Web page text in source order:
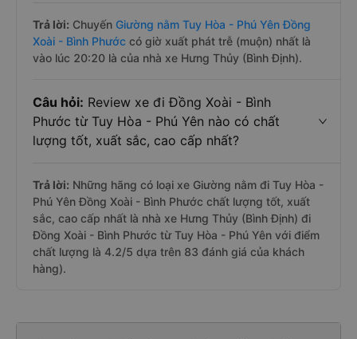
Trả lời: Chuyến Giường nằm Tuy Hòa - Phú Yên Đồng
Xoài - Bình Phước có giờ xuất phát trễ (muộn) nhất là
vào lúc 20:20 là của nhà xe Hưng Thủy (Bình Định).
Câu hỏi: Review xe đi Đồng Xoài - Bình
Phước từ Tuy Hòa - Phú Yên nào có chất
lượng tốt, xuất sắc, cao cấp nhất?
Trả lời: Những hãng có loại xe Giường nằm đi Tuy Hòa -
Phú Yên Đồng Xoài - Bình Phước chất lượng tốt, xuất
sắc, cao cấp nhất là nhà xe Hưng Thủy (Bình Định) đi
Đồng Xoài - Bình Phước từ Tuy Hòa - Phú Yên với điểm
chất lượng là 4.2/5 dựa trên 83 đánh giá của khách
hàng).